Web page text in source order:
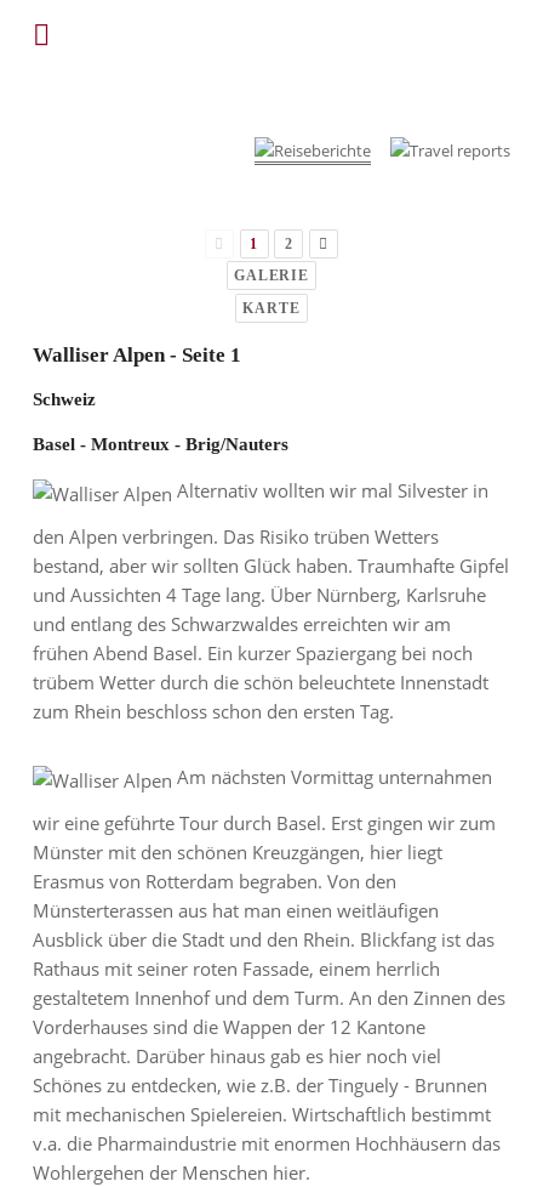
1
2
GALERIE
KARTE
Walliser Alpen - Seite 1
Schweiz
Basel - Montreux - Brig/Nauters
Alternativ wollten wir mal Silvester in
den Alpen verbringen. Das Risiko trüben Wetters
bestand, aber wir sollten Glück haben. Traumhafte Gipfel
und Aussichten 4 Tage lang. Über Nürnberg, Karlsruhe
und entlang des Schwarzwaldes erreichten wir am
frühen Abend Basel. Ein kurzer Spaziergang bei noch
trübem Wetter durch die schön beleuchtete Innenstadt
zum Rhein beschloss schon den ersten Tag.
Am nächsten Vormittag unternahmen
wir eine geführte Tour durch Basel. Erst gingen wir zum
Münster mit den schönen Kreuzgängen, hier liegt
Erasmus von Rotterdam begraben. Von den
Münsterterassen aus hat man einen weitläufigen
Ausblick über die Stadt und den Rhein. Blickfang ist das
Rathaus mit seiner roten Fassade, einem herrlich
gestaltetem Innenhof und dem Turm. An den Zinnen des
Vorderhauses sind die Wappen der 12 Kantone
angebracht. Darüber hinaus gab es hier noch viel
Schönes zu entdecken, wie z.B. der Tinguely - Brunnen
mit mechanischen Spielereien. Wirtschaftlich bestimmt
v.a. die Pharmaindustrie mit enormen Hochhäusern das
Wohlergehen der Menschen hier.